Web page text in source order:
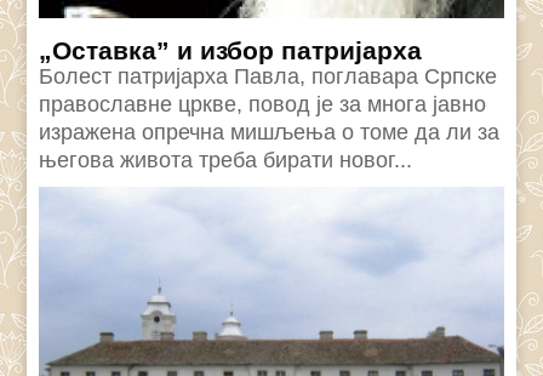
„Оставка” и избор патријарха
Болест патријарха Павла, поглавара Српске
православне цркве, повод је за многа јавно
изражена опречна мишљења о томе да ли за
његова живота треба бирати новог...